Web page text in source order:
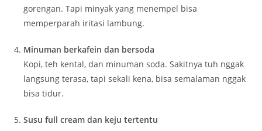
gorengan. Tapi minyak yang menempel bisa
memperparah iritasi lambung.
Minuman berkafein dan bersoda
Kopi, teh kental, dan minuman soda. Sakitnya tuh nggak
langsung terasa, tapi sekali kena, bisa semalaman nggak
bisa tidur.
Susu full cream dan keju tertentu